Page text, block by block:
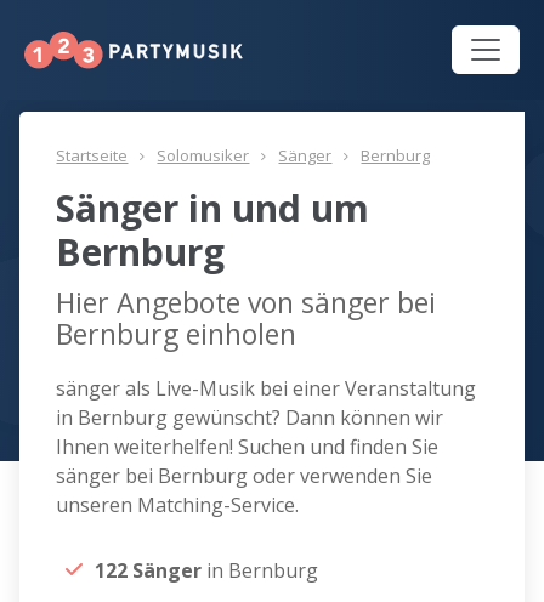
Startseite Solomusiker Sänger Bernburg
Sänger in und um
Bernburg
Hier Angebote von sänger bei
Bernburg einholen
sänger als Live-Musik bei einer Veranstaltung
in Bernburg gewünscht? Dann können wir
Ihnen weiterhelfen! Suchen und finden Sie
sänger bei Bernburg oder verwenden Sie
unseren Matching-Service.
122 Sänger in Bernburg